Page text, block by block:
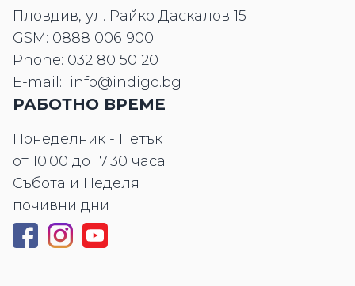
Пловдив, ул. Райко Даскалов 15
GSM: 0888 006 900
Phone: 032 80 50 20
E-mail: info@indigo.bg
РАБОТНО ВРЕМЕ
Понеделник - Петък
от 10:00 до 17:30 часа
Събота и Неделя
почивни дни